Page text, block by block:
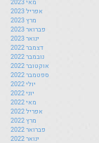
אפריל 2023
מרץ 2023
פברואר 2023
ינואר 2023
דצמבר 2022
נובמבר 2022
אוקטובר 2022
ספטמבר 2022
יולי 2022
יוני 2022
מאי 2022
אפריל 2022
מרץ 2022
פברואר 2022
ינואר 2022